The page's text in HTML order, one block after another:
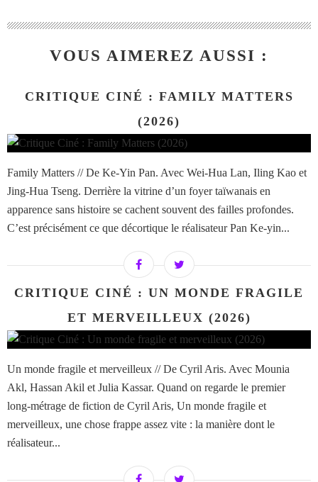
VOUS AIMEREZ AUSSI :
CRITIQUE CINÉ : FAMILY MATTERS
(2026)
Family Matters // De Ke-Yin Pan. Avec Wei-Hua Lan, Iling Kao et
Jing-Hua Tseng. Derrière la vitrine d’un foyer taïwanais en
apparence sans histoire se cachent souvent des failles profondes.
C’est précisément ce que décortique le réalisateur Pan Ke-yin...
CRITIQUE CINÉ : UN MONDE FRAGILE
ET MERVEILLEUX (2026)
Un monde fragile et merveilleux // De Cyril Aris. Avec Mounia
Akl, Hassan Akil et Julia Kassar. Quand on regarde le premier
long-métrage de fiction de Cyril Aris, Un monde fragile et
merveilleux, une chose frappe assez vite : la manière dont le
réalisateur...